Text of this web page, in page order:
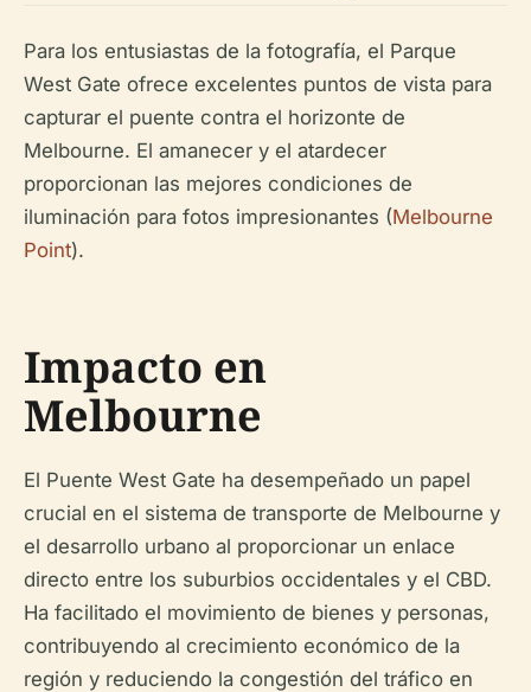
Para los entusiastas de la fotografía, el Parque
West Gate ofrece excelentes puntos de vista para
capturar el puente contra el horizonte de
Melbourne. El amanecer y el atardecer
proporcionan las mejores condiciones de
iluminación para fotos impresionantes (Melbourne
Point).
Impacto en
Melbourne
El Puente West Gate ha desempeñado un papel
crucial en el sistema de transporte de Melbourne y
el desarrollo urbano al proporcionar un enlace
directo entre los suburbios occidentales y el CBD.
Ha facilitado el movimiento de bienes y personas,
contribuyendo al crecimiento económico de la
región y reduciendo la congestión del tráfico en